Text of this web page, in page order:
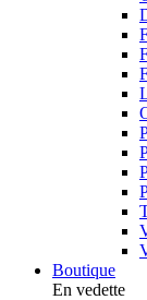
Boutique
En vedette